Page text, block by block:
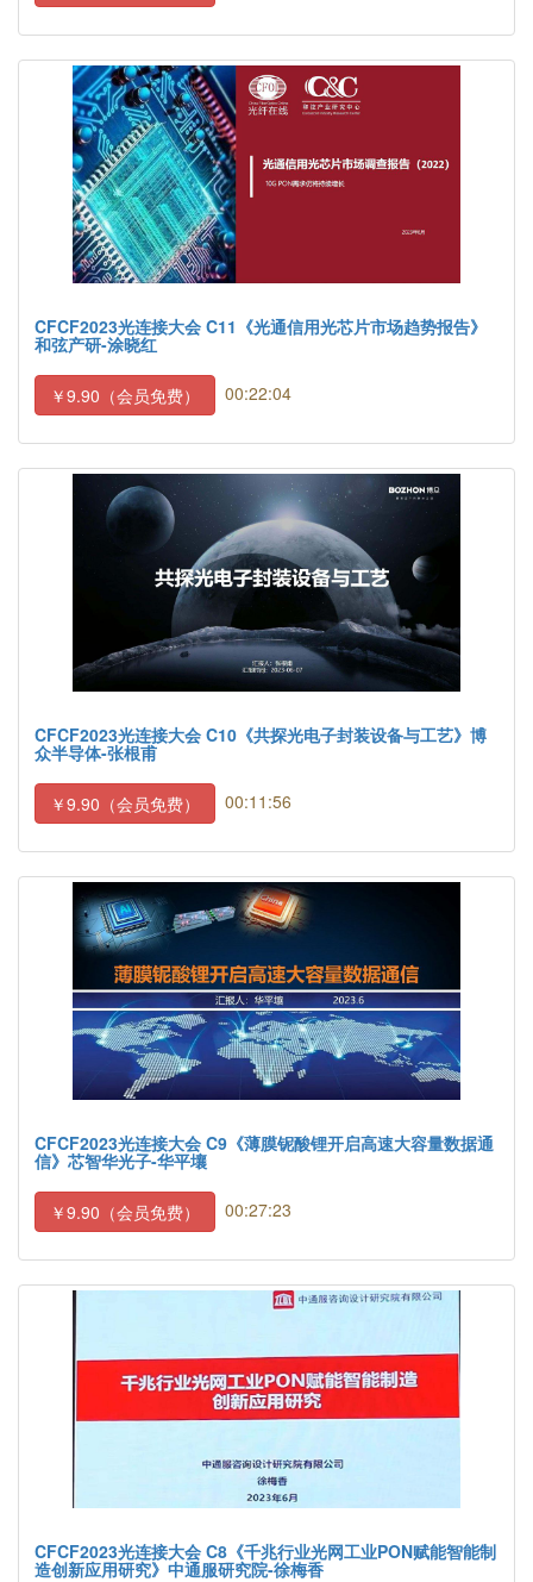
CFCF2023光连接大会 C11《光通信用光芯片市场趋势报告》
和弦产研-涂晓红
￥9.90（会员免费） 00:22:04
CFCF2023光连接大会 C10《共探光电子封装设备与工艺》博
众半导体-张根甫
￥9.90（会员免费） 00:11:56
CFCF2023光连接大会 C9《薄膜铌酸锂开启高速大容量数据通
信》芯智华光子-华平壤
￥9.90（会员免费） 00:27:23
CFCF2023光连接大会 C8《千兆行业光网工业PON赋能智能制
造创新应用研究》中通服研究院-徐梅香